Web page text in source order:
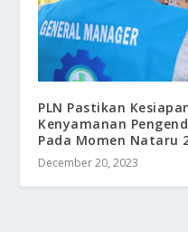
PLN Pastikan
Kenyamanan
Pada Momen Nataru
December 20, 2023